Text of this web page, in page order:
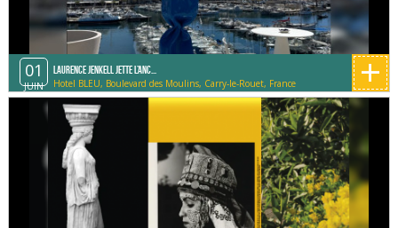
01
JUIN
Laurence Jenkell jette l’anc...
Hotel BLEU, Boulevard des Moulins, Carry-le-Rouet, France +